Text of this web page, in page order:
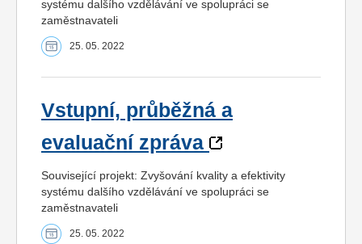
systému dalšího vzdělávání ve spolupráci se
zaměstnavateli
25. 05. 2022
Vstupní, průběžná a
evaluační zpráva
Související projekt: Zvyšování kvality a efektivity
systému dalšího vzdělávání ve spolupráci se
zaměstnavateli
25. 05. 2022